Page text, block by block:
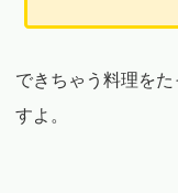
できちゃう料理をた
すよ。